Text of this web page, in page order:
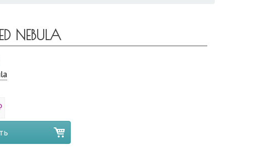
NEBULA